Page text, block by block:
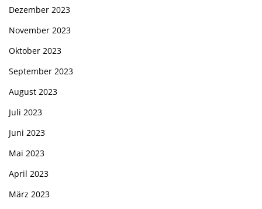
Dezember 2023
November 2023
Oktober 2023
September 2023
August 2023
Juli 2023
Juni 2023
Mai 2023
April 2023
März 2023